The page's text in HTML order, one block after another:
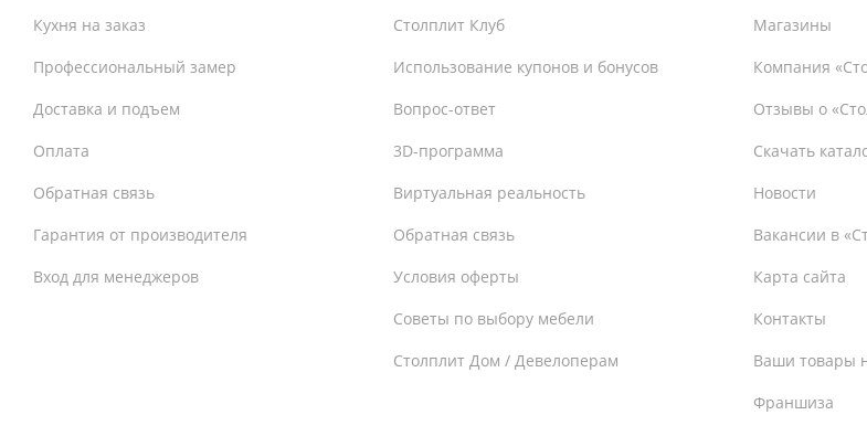
Кухня на заказ
Профессиональный замер
Доставка и подъем
Оплата
Обратная связь
Гарантия от производителя
Вход для менеджеров
Столплит Клуб
Использование купонов и бонусов
Вопрос-ответ
3D-программа
Виртуальная реальность
Обратная связь
Условия оферты
Советы по выбору мебели
Столплит Дом / Девелоперам
Магазины
Компания
Отзывы о
Скачать
Новости
Вакансии в
Карта сайта
Контакты
Ваши товары
Франшиза